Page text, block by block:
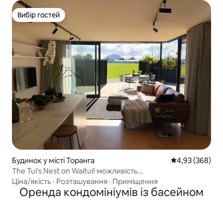
Вибір гостей
Вибір гостей
Будинок у місті Торанга Середня
4,93 (368)
The Tui's Nest on Waitui! можливість
середньострокової/довгострокової оренди
Ціна/якість · Розташування · Приміщення
Оренда кондомініумів із басейном